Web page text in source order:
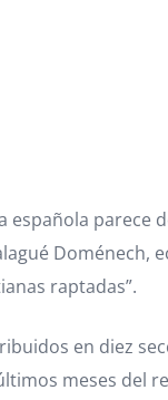
española
raptadas”.
en diez
meses del